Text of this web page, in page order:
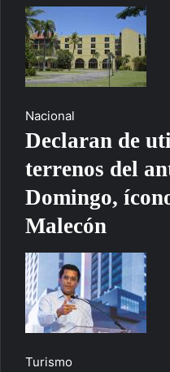
Nacional
Declaran de
terrenos del
Domingo,
Malecón
Turismo